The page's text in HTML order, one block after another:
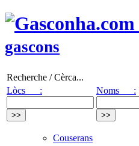
gascons
Recherche / Cèrca...
Lòcs :
Noms :
Couserans